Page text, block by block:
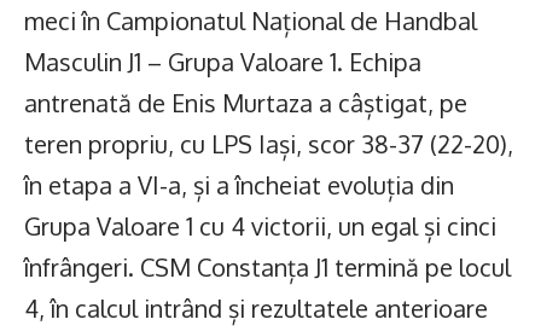
meci în Campionatul Național de Handbal
Masculin J1 – Grupa Valoare 1. Echipa
antrenată de Enis Murtaza a câștigat, pe
teren propriu, cu LPS Iași, scor 38-37 (22-20),
în etapa a VI-a, și a încheiat evoluția din
Grupa Valoare 1 cu 4 victorii, un egal și cinci
înfrângeri. CSM Constanța J1 termină pe locul
4, în calcul intrând și rezultatele anterioare